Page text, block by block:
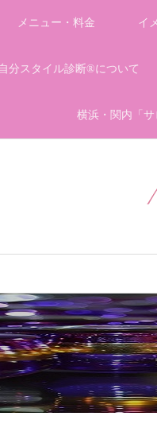
メニュー・料金 イ
自分スタイル診断®について
横浜・関内「